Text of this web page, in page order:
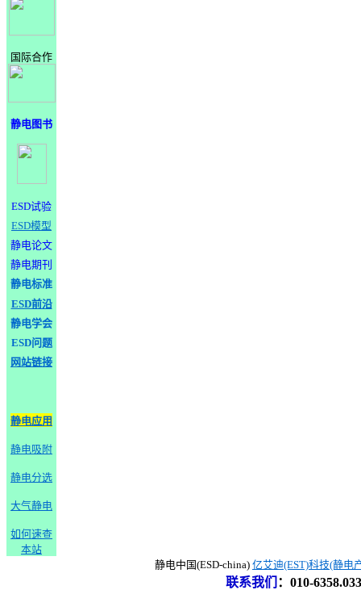
国际合作
静电图书
ESD试验
ESD模型
静电论文
静电期刊
静电标准
ESD前沿
静电学会
ESD问题
网站链接
静电应用
静电吸附
静电分选
大气静电
如何速查
本站
静电中国(ESD-china) 亿艾迪(EST)科技(静电
联系我们 ： 010-